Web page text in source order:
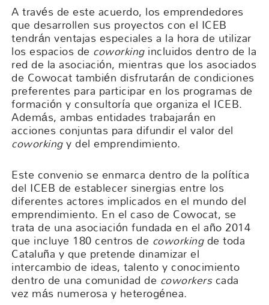
A través de este acuerdo, los emprendedores
que desarrollen sus proyectos con el ICEB
tendrán ventajas especiales a la hora de utilizar
los espacios de coworkingincluidos dentro de la
red de la asociación, mientras que los asociados
de Cowocat también disfrutarán de condiciones
preferentes para participar en los programas de
formación y consultoría que organiza el ICEB.
Además, ambas entidades trabajarán en
acciones conjuntas para difundir el valor del
coworkingy del emprendimiento.
Este convenio se enmarca dentro de la política
del ICEB de establecer sinergias entre los
diferentes actores implicados en el mundo del
emprendimiento. En el caso de Cowocat, se
trata de una asociación fundada en el año 2014
que incluye 180 centros de coworkingde toda
Cataluña y que pretende dinamizar el
intercambio de ideas, talento y conocimiento
dentro de una comunidad de coworkerscada
vez más numerosa y heterogénea.